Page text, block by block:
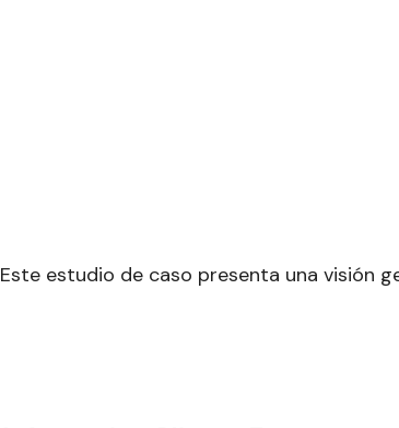
Este estudio de caso presenta una visión